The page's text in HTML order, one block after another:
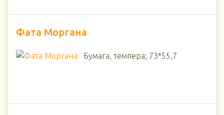
Фата Моргана
Бумага, темпера; 73*55,7